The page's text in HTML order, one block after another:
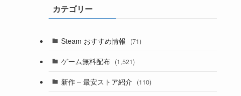
カテゴリー
Steam おすすめ情報 (71)
ゲーム無料配布 (1,521)
新作 – 最安ストア紹介 (110)